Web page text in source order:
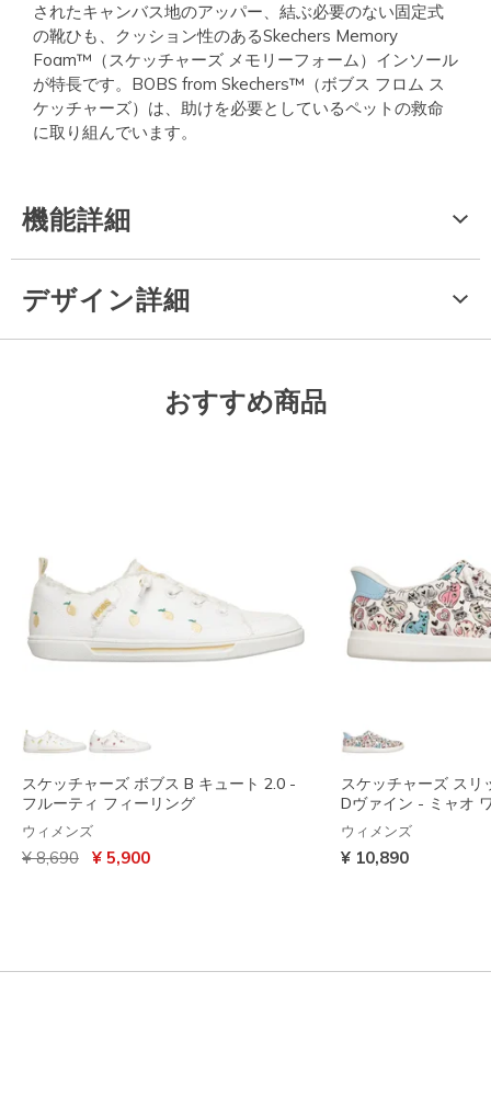
されたキャンバス地のアッパー、結ぶ必要のない固定式
の靴ひも、クッション性のあるSkechers Memory
Foam™（スケッチャーズ メモリーフォーム）インソール
が特長です。BOBS from Skechers™（ボブス フロム ス
ケッチャーズ）は、助けを必要としているペットの救命
に取り組んでいます。
機能詳細
デザイン詳細
おすすめ商品
スケッチャーズ ボブス B キュート 2.0 -
フルーティ フィーリング
ウィメンズ
からの値引き
¥ 8,690 から
¥ 5,900
スケッチャーズ スリ
Dヴァイン - ミャオ
ウィメンズ
¥ 10,890